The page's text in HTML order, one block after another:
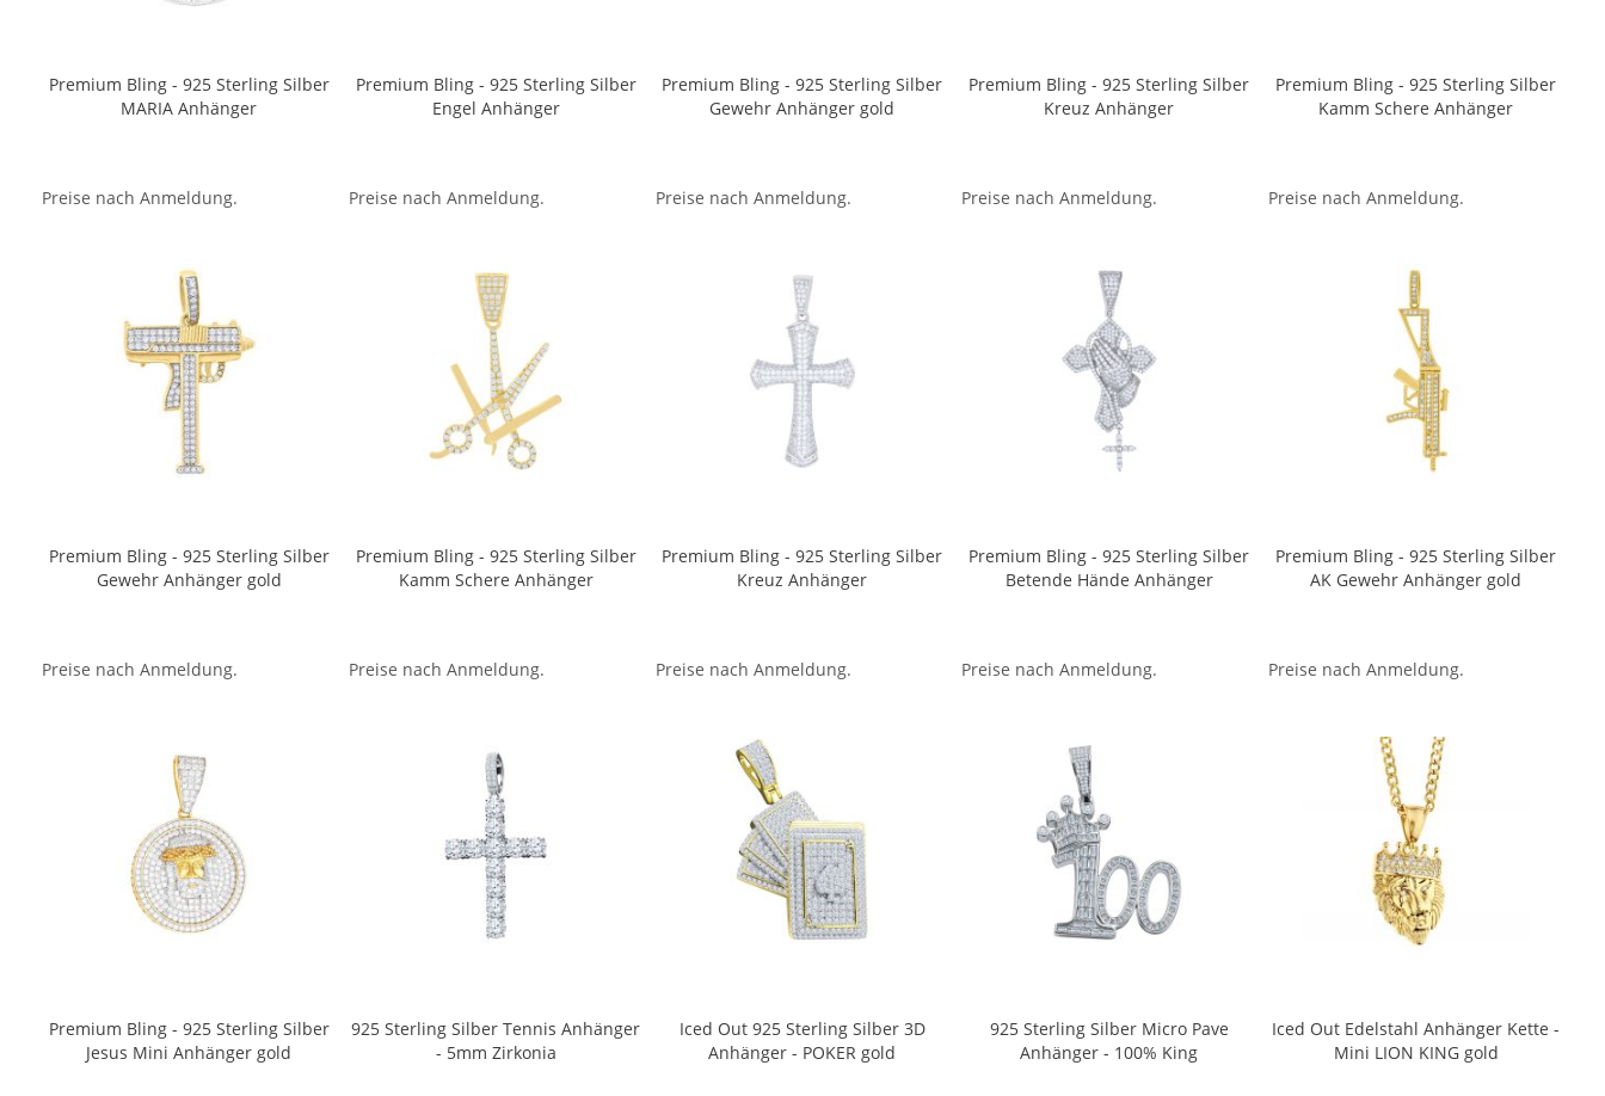
Premium Bling - 925 Sterling Silber
MARIA Anhänger
Preise nach Anmeldung.
Premium Bling - 925 Sterling Silber
Engel Anhänger
Preise nach Anmeldung.
Premium Bling - 925 Sterling Silber
Gewehr Anhänger gold
Preise nach Anmeldung.
Premium Bling - 925 Sterling Silber
Kreuz Anhänger
Preise nach Anmeldung.
Premium Bling - 925 Sterling Silber
Kamm Schere Anhänger
Preise nach Anmeldung.
Premium Bling - 925 Sterling Silber
Gewehr Anhänger gold
Preise nach Anmeldung.
Premium Bling - 925 Sterling Silber
Kamm Schere Anhänger
Preise nach Anmeldung.
Premium Bling - 925 Sterling Silber
Kreuz Anhänger
Preise nach Anmeldung.
Premium Bling - 925 Sterling Silber
Betende Hände Anhänger
Preise nach Anmeldung.
Premium Bling - 925 Sterling Silber
AK Gewehr Anhänger gold
Preise nach Anmeldung.
Premium Bling - 925 Sterling Silber
Jesus Mini Anhänger gold
925 Sterling Silber Tennis Anhänger
- 5mm Zirkonia
Iced Out 925 Sterling Silber 3D
Anhänger - POKER gold
925 Sterling Silber Micro Pave
Anhänger - 100% King
Iced Out Edelstahl Anhänger Kette -
Mini LION KING gold